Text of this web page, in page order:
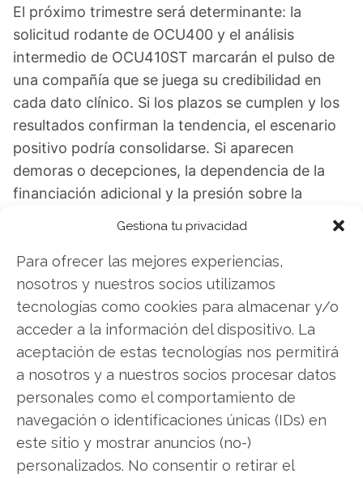
Gestiona tu privacidad
Para ofrecer las mejores experiencias,
nosotros y nuestros socios utilizamos
tecnologías como cookies para almacenar y/o
acceder a la información del dispositivo. La
aceptación de estas tecnologías nos permitirá
a nosotros y a nuestros socios procesar datos
personales como el comportamiento de
navegación o identificaciones únicas (IDs) en
este sitio y mostrar anuncios (no-)
personalizados. No consentir o retirar el
El próximo trimestre será determinante: la
solicitud rodante de OCU400 y el análisis
intermedio de OCU410ST marcarán el pulso de
una compañía que se juega su credibilidad en
cada dato clínico. Si los plazos se cumplen y los
resultados confirman la tendencia, el escenario
positivo podría consolidarse. Si aparecen
demoras o decepciones, la dependencia de la
financiación adicional y la presión sobre la
Ocugen: ¿Comprar o vender? El nuevo Análisis
de Ocugen del 8 de agosto tiene la respuesta:
Los últimos resultados de Ocugen son
contundentes: Acción inmediata requerida para
los inversores de Ocugen. ¿Merece la pena
invertir o es momento de vender? En el Análisis
gratuito actual del 8 de agosto descubrirá
exactamente qué hacer.
Ocugen: ¿Comprar o vender?¡Lee más aquí!